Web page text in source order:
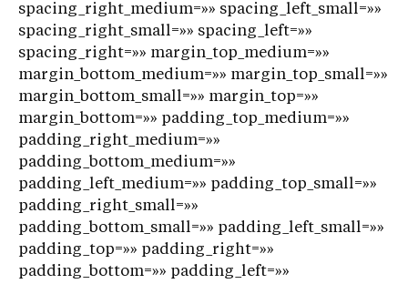
spacing_right_medium=»» spacing_left_small=»»
spacing_right_small=»» spacing_left=»»
spacing_right=»» margin_top_medium=»»
margin_bottom_medium=»» margin_top_small=»»
margin_bottom_small=»» margin_top=»»
margin_bottom=»» padding_top_medium=»»
padding_right_medium=»»
padding_bottom_medium=»»
padding_left_medium=»» padding_top_small=»»
padding_right_small=»»
padding_bottom_small=»» padding_left_small=»»
padding_top=»» padding_right=»»
padding_bottom=»» padding_left=»»